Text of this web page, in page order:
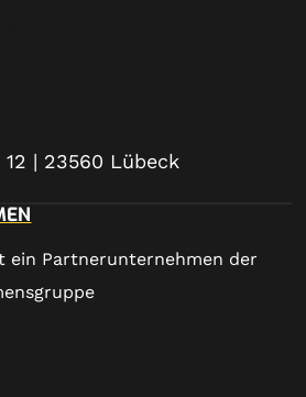
| 23560 Lübeck
ein Partnerunternehmen der